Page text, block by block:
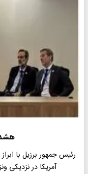
رئیس جمهور برزیل با
آمریکا در نزدیکی